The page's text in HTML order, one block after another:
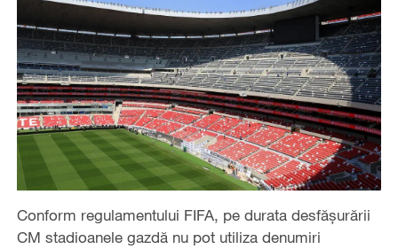
Conform regulamentului FIFA, pe durata desfășurării
CM stadioanele gazdă nu pot utiliza denumiri